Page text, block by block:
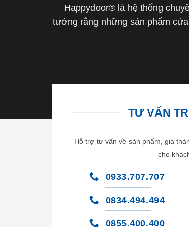
Happydoor® là hệ thống
tưởng rằng những sản phẩm
TƯ VẤN
Hỗ trợ tư vấn về sản phẩm, giá
cho
0933.707.707
0834.494.494
0855.400.400